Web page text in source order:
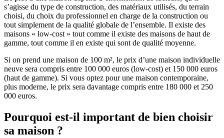
s’agisse du type de construction, des matériaux utilisés, du terrain
choisi, du choix du professionnel en charge de la construction ou
tout simplement de la qualité globale de l’ensemble. Il existe des
maisons « low-cost » tout comme il existe des maisons de haut de
gamme, tout comme il en existe qui sont de qualité moyenne.
Si on prend une maison de 100 m², le prix d’une maison individuelle
neuve sera compris entre 100 000 euros (low-cost) et 150 000 euros
(haut de gamme). Si vous optez pour une maison contemporaine,
plus moderne, le prix sera davantage compris entre 180 000 et 250
000 euros.
Pourquoi est-il important de bien choisir
sa maison ?